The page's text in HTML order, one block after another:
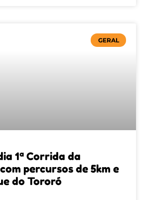
GERAL
1ª Corrida da
percursos de 5km e
do Tororó